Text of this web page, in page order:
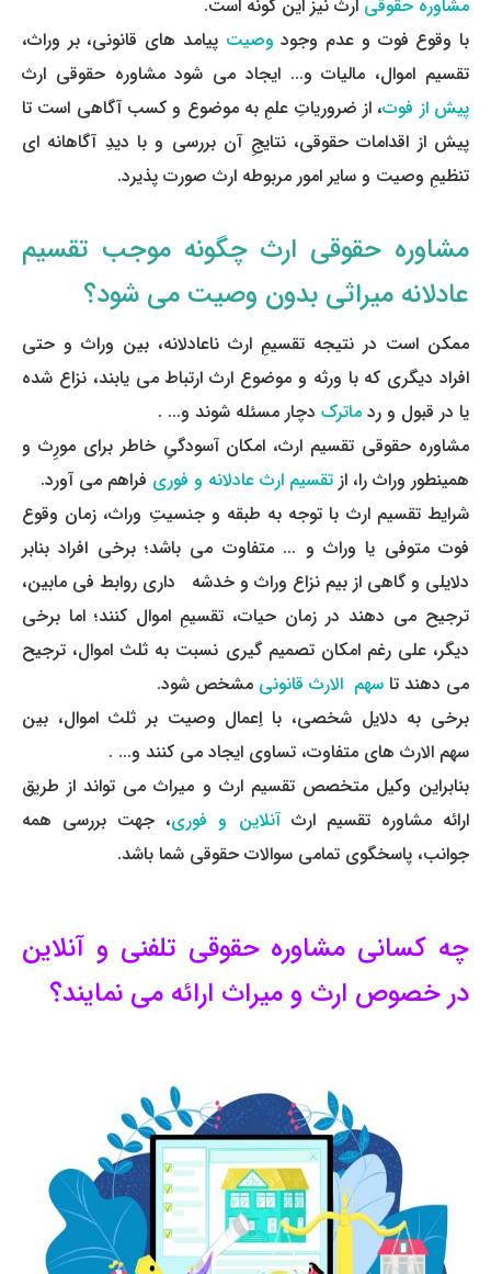
مشاوره حقوقی ارث نیز این گونه است.
با وقوع فوت و عدم وجود وصیت پیامد های قانونی، بر وراث،
تقسیم اموال، مالیات و... ایجاد می ­شود مشاوره حقوقی ارث
پیش از فوت، از ضروریاتِ علمِ به موضوع و کسب آگاهی است تا
پیش از اقدامات حقوقی، نتایجِ آن بررسی و با دیدِ آگاهانه ­ای
تنظیمِ وصیت و سایر امور مربوطه ارث صورت پذیرد.
مشاوره حقوقی ارث چگونه موجب تقسیم
عادلانه میراثی بدون وصیت می­ شود؟
ممکن است در نتیجه تقسیمِ ارث ناعادلانه، بین وراث و حتی
افراد دیگری که با ورثه و موضوع ارث ارتباط می ­یابند، نزاع شده
یا در قبول و رد ماترک دچار مسئله شوند و... .
مشاوره حقوقی تقسیم ارث، امکان آسودگیِ خاطر برای مورِث و
همینطور وراث را، از تقسیم ارث عادلانه و فوری فراهم می ­آورد.
شرایط تقسیم ارث با توجه به طبقه و جنسیتِ وراث، زمان وقوع
فوت متوفی یا وراث و ... متفاوت می ­باشد؛ برخی افراد بنابر
دلایلی و گاهی از بیم نزاع وراث و خدشه ­ داری روابط فی مابین،
ترجیح می ­دهند در زمان حیات، تقسیمِ اموال کنند؛ اما برخی
دیگر، علی رغم امکان تصمیم­ گیری نسبت به ثلث اموال، ترجیح
می ­دهند تا سهم­ الارث قانونی مشخص شود.
برخی به دلایل شخصی، با اِعمال وصیت بر ثلث اموال، بین
سهم ­الارث ­های متفاوت، تساوی ایجاد می­ کنند و... .
بنابراین وکیل متخصص تقسیم ارث و میراث می­ تواند از طریق
ارائه مشاوره تقسیم ارثآنلاین و فوری، جهت بررسی همه
جوانب، پاسخگوی تمامی سوالات حقوقی شما باشد.
چه کسانی مشاوره حقوقی تلفنی و آنلاین
در خصوص ارث و میراث ارائه می­ نمایند؟